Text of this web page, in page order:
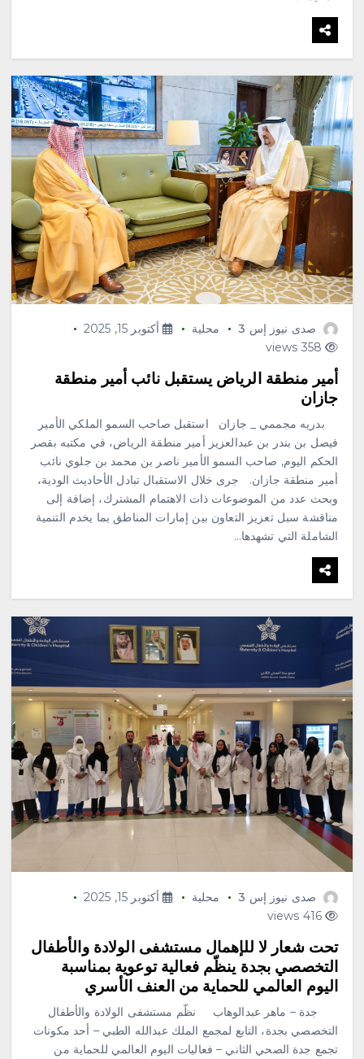
صدى نيوز إس 3 محلية
أكتوبر 15, 2025
358 views
أمير منطقة الرياض يستقبل نائب أمير منطقة
جازان
بدريه مجممي _ جازان استقبل صاحب السمو الملكي الأمير
فيصل بن بندر بن عبدالعزيز أمير منطقة الرياض، في مكتبه بقصر
الحكم اليوم, صاحب السمو الأمير ناصر بن محمد بن جلوي نائب
أمير منطقة جازان. جرى خلال الاستقبال تبادل الأحاديث الودية،
وبحث عدد من الموضوعات ذات الاهتمام المشترك، إضافة إلى
مناقشة سبل تعزيز التعاون بين إمارات المناطق بما يخدم التنمية
الشاملة التي تشهدها…
صدى نيوز إس 3 محلية
أكتوبر 15, 2025
416 views
تحت شعار لا للإهمال مستشفى الولادة والأطفال
التخصصي بجدة ينظّم فعالية توعوية بمناسبة
اليوم العالمي للحماية من العنف الأسري
جدة – ماهر عبدالوهاب نظّم مستشفى الولادة والأطفال
التخصصي بجدة، التابع لمجمع الملك عبدالله الطبي – أحد مكونات
تجمع جدة الصحي الثاني – فعاليات اليوم العالمي للحماية من